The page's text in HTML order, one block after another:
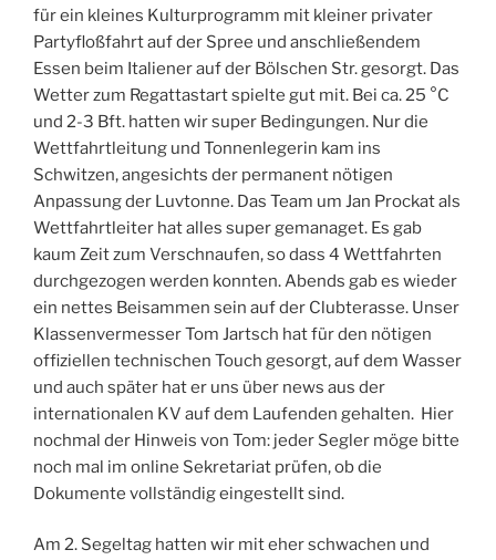
für ein kleines Kulturprogramm mit kleiner privater
Partyfloßfahrt auf der Spree und anschließendem
Essen beim Italiener auf der Bölschen Str. gesorgt. Das
Wetter zum Regattastart spielte gut mit. Bei ca. 25 °C
und 2-3 Bft. hatten wir super Bedingungen. Nur die
Wettfahrtleitung und Tonnenlegerin kam ins
Schwitzen, angesichts der permanent nötigen
Anpassung der Luvtonne. Das Team um Jan Prockat als
Wettfahrtleiter hat alles super gemanaget. Es gab
kaum Zeit zum Verschnaufen, so dass 4 Wettfahrten
durchgezogen werden konnten. Abends gab es wieder
ein nettes Beisammen sein auf der Clubterasse. Unser
Klassenvermesser Tom Jartsch hat für den nötigen
offiziellen technischen Touch gesorgt, auf dem Wasser
und auch später hat er uns über news aus der
internationalen KV auf dem Laufenden gehalten. Hier
nochmal der Hinweis von Tom: jeder Segler möge bitte
noch mal im online Sekretariat prüfen, ob die
Dokumente vollständig eingestellt sind.
Am 2. Segeltag hatten wir mit eher schwachen und